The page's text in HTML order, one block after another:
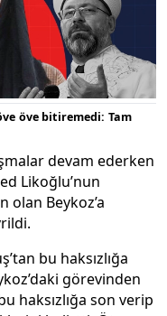
öve öve bitiremedi: Tam
devam ederken
Likoğlu’nun
olan Beykoz’a
bu haksızlığa
görevinden
haksızlığa son verip